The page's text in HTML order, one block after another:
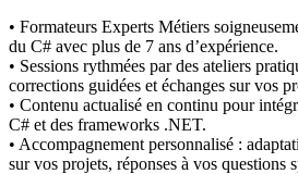
• Formateurs Experts Métiers
du C# avec plus de 7 ans d’expérience.
• Sessions rythmées par des ateliers
corrections guidées et échanges sur vos
• Contenu actualisé en continu pour
C# et des frameworks .NET.
• Accompagnement personnalisé :
sur vos projets, réponses à vos questions